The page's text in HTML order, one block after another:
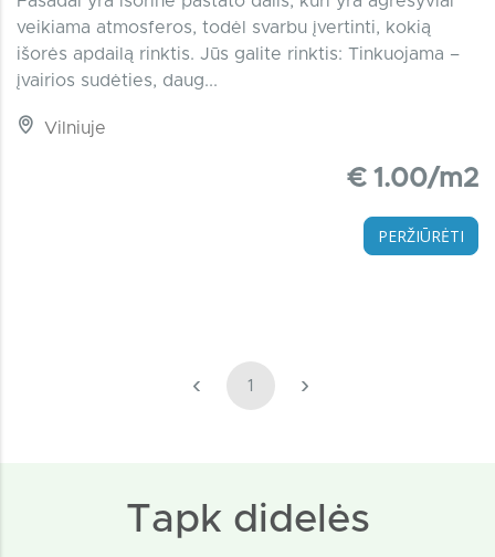
veikiama atmosferos, todėl svarbu įvertinti, kokią
išorės apdailą rinktis. Jūs galite rinktis: Tinkuojama –
įvairios sudėties, daug...
Vilniuje
€ 1.00/m2
PERŽIŪRĖTI
‹ 1 ›
Tapk didelės